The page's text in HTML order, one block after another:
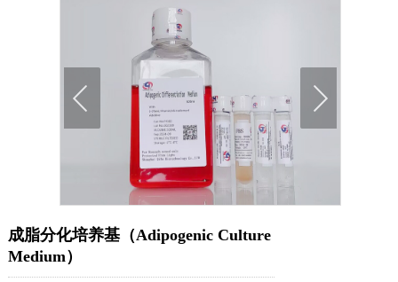
成脂分化培养基（Adipogenic Culture
Medium）